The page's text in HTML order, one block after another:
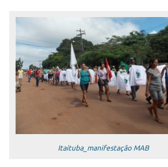
Itaituba_manifestação MAB